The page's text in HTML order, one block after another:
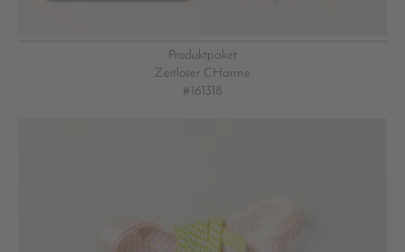
Produktpaket
Zeitloser CHarme
#161318